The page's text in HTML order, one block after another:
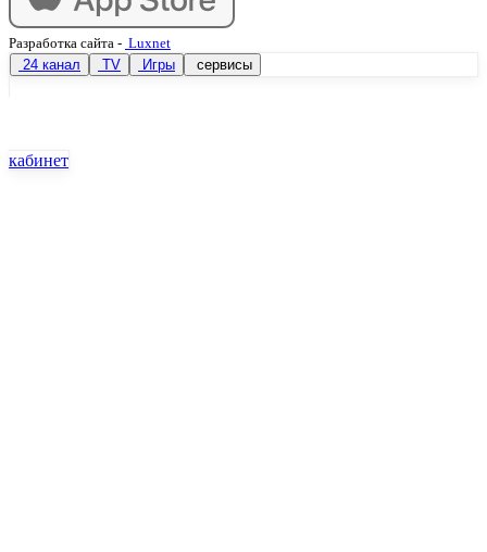
Разработка сайта - Luxnet
24 канал
TV Игры сервисы
кабинет